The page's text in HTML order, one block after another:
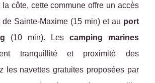
côte, cette commune offre un accès
Sainte-Maxime (15 min) et au port
(10 min). Les camping marines
tranquillité et proximité des
les navettes gratuites proposées par